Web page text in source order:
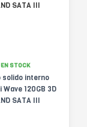
EN STOCK
solido interno
Wave 120GB 3D
SATA III